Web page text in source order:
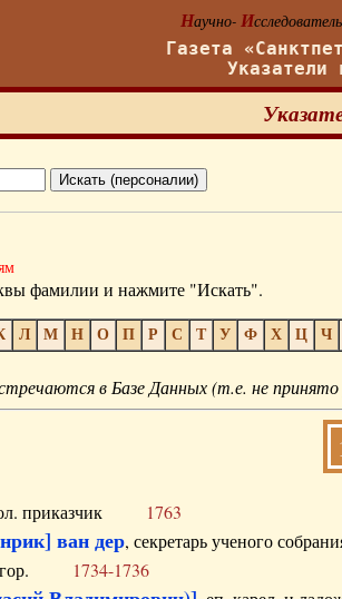
Научно- И
Газета
фамилии и нажмите "Искать".
Л М Н О П Р С Т У Ф Х Ц Ч
в Базе Данных (т.е. не принято
приказчик 1763
ван дер, секретарь ученого
1734-1736